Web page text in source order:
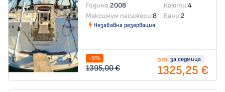
Година:2008 Каюти:4
Максимум пасажери:8 Бани:2
Незабавна резервация
-5%
1395,00 €
от за седмица
1325,25 €